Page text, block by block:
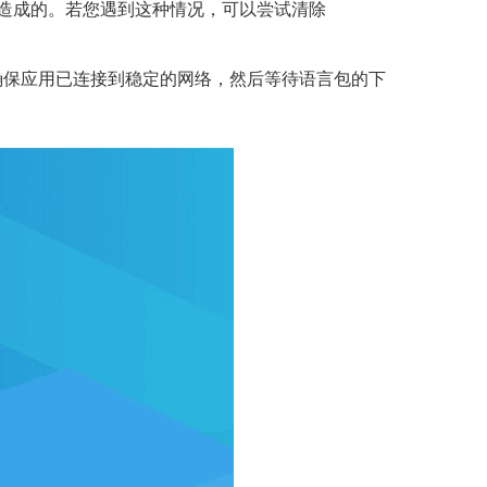
成的。若您遇到这种情况，可以尝试清除
应用已连接到稳定的网络，然后等待语言包的下